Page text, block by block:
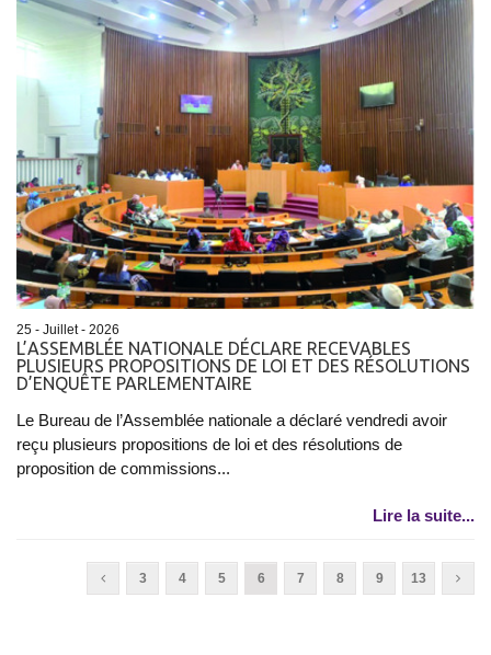
25 - Juillet - 2026
L’ASSEMBLÉE NATIONALE DÉCLARE RECEVABLES
PLUSIEURS PROPOSITIONS DE LOI ET DES RÉSOLUTIONS
D’ENQUÊTE PARLEMENTAIRE
Le Bureau de l’Assemblée nationale a déclaré vendredi avoir
reçu plusieurs propositions de loi et des résolutions de
proposition de commissions...
Lire la suite...
3 4 5 6 7 8 9 13